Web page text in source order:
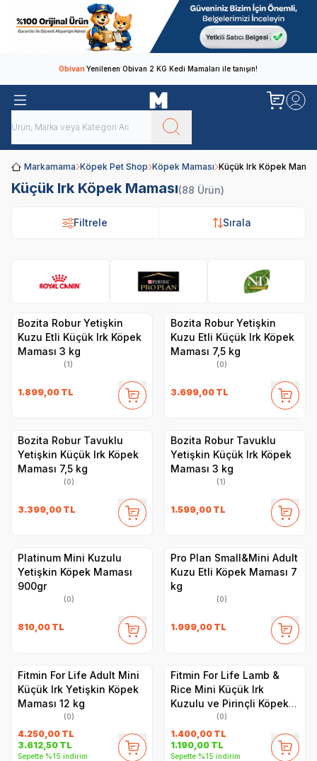
ObivanYenilenen Obivan 2 KG Kedi Mamaları ile tanışın!
Markamama Köpek Pet Shop Köpek Maması Küçük Irk Köpek
Küçük Irk Köpek Maması(88 Ürün)
Filtrele Sırala
Bozita Robur Yetişkin
Kuzu Etli Küçük Irk Köpek
Maması 3 kg
(1)
1.899,00 TL
Bozita Robur Yetişkin
Kuzu Etli Küçük Irk Köpek
Maması 7,5 kg
(0)
3.699,00 TL
Bozita Robur Tavuklu
Yetişkin Küçük Irk Köpek
Maması 7,5 kg
(0)
3.399,00 TL
Bozita Robur Tavuklu
Yetişkin Küçük Irk Köpek
Maması 3 kg
(1)
1.599,00 TL
Platinum Mini Kuzulu
Yetişkin Köpek Maması
900gr
(0)
810,00 TL
Pro Plan Small&Mini Adult
Kuzu Etli Köpek Maması 7
kg
(0)
1.999,00 TL
Fitmin For Life Adult Mini
Küçük Irk Yetişkin Köpek
Maması 12 kg
(0)
4.250,00 TL
3.612,50 TL
Sepette %15 indirim
Fitmin For Life Lamb &
Rice Mini Küçük Irk
Kuzulu ve Pirinçli Köpek
Maması 2.5 kg
(0)
1.400,00 TL
1.190,00 TL
Sepette %15 indirim